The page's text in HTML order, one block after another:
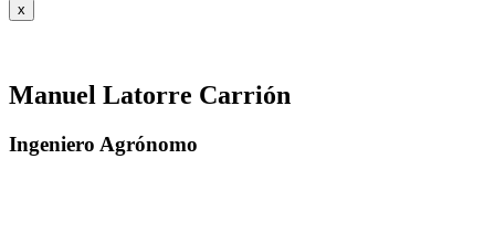
x
Manuel Latorre Carrión
Ingeniero Agrónomo